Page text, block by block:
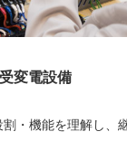
変電設備
・機能を理解し、